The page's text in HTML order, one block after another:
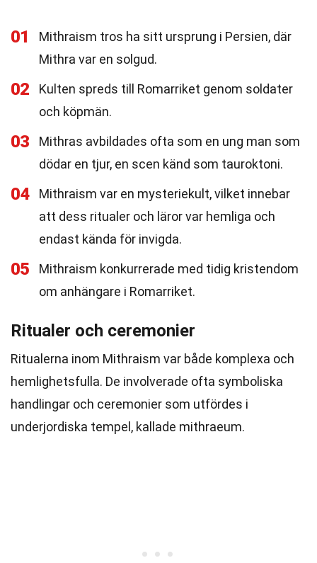
01
Mithraism tros ha sitt ursprung i Persien, där
Mithra var en solgud.
02
Kulten spreds till Romarriket genom soldater
och köpmän.
03
Mithras avbildades ofta som en ung man som
dödar en tjur, en scen känd som tauroktoni.
04
Mithraism var en mysteriekult, vilket innebar
att dess ritualer och läror var hemliga och
endast kända för invigda.
05
Mithraism konkurrerade med tidig kristendom
om anhängare i Romarriket.
Ritualer och ceremonier
Ritualerna inom Mithraism var både komplexa och
hemlighetsfulla. De involverade ofta symboliska
handlingar och ceremonier som utfördes i
underjordiska tempel, kallade mithraeum.